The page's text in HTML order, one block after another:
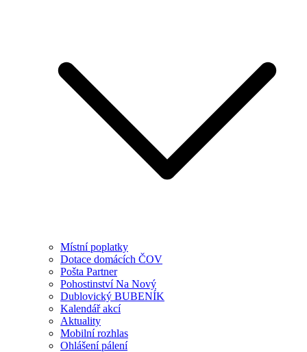
Místní poplatky
Dotace domácích ČOV
Pošta Partner
Pohostinství Na Nový
Dublovický BUBENÍK
Kalendář akcí
Aktuality
Mobilní rozhlas
Ohlášení pálení